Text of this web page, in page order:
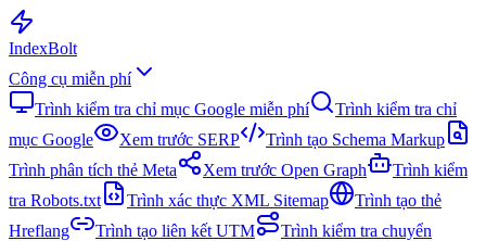
IndexBolt
Công cụ miễn phí
Trình kiểm tra chỉ mục Google miễn phí
Trình kiểm tra chỉ
mục Google
Xem trước SERP
Trình tạo Schema Markup
Trình phân tích thẻ Meta
Xem trước Open Graph
Trình kiểm
tra Robots.txt
Trình xác thực XML Sitemap
Trình tạo thẻ
Hreflang
Trình tạo liên kết UTM
Trình kiểm tra chuyển